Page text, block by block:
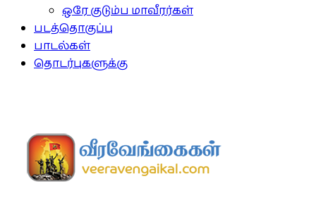
ஒரே குடும்ப மாவீரர்கள்
படத்தொகுப்பு
பாடல்கள்
தொடர்புகளுக்கு